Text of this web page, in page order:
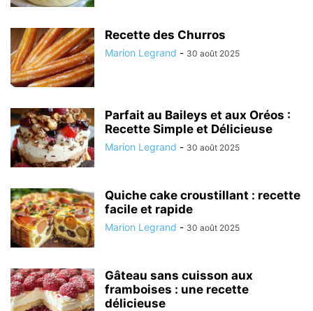
Recette des Churros
Marion Legrand - 30 août 2025
Parfait au Baileys et aux Oréos :
Recette Simple et Délicieuse
Marion Legrand - 30 août 2025
Quiche cake croustillant : recette
facile et rapide
Marion Legrand - 30 août 2025
Gâteau sans cuisson aux
framboises : une recette
délicieuse